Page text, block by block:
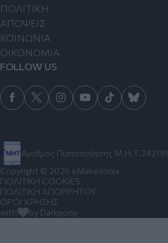
Αριθμός Πιστοποίησης Μ.Η.Τ.242191
ΠΟΛΙΤΙΚΗ
ΑΠΟΨΕΙΣ
ΚΟΙΝΩΝΙΑ
ΟΙΚΟΝΟΜΙΑ
FOLLOW US
Copyright © 2026 eMakedonia
ΠΟΛΙΤΙΚΗ COOKIES
ΠΟΛΙΤΙΚΗ ΑΠΟΡΡΗΤΟΥ
ΟΡΟΙ ΧΡΗΣΗΣ
with
by Darkpony